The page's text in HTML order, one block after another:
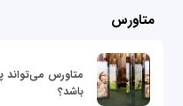
متاورس
متاورس می‌تواند
باشد؟